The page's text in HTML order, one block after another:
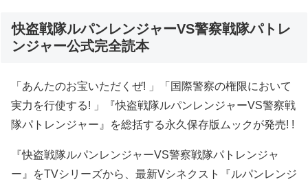
快盗戦隊ルパンレンジャーVS警察戦隊パトレ
ンジャー公式完全読本
「あんたのお宝いただくぜ! 」「国際警察の権限において
実力を行使する! 」『快盗戦隊ルパンレンジャーVS警察戦
隊パトレンジャー』を総括する永久保存版ムックが発売! !
『快盗戦隊ルパンレンジャーVS警察戦隊パトレンジャ
ー』をTVシリーズから、最新Vシネクスト『ルパンレンジ